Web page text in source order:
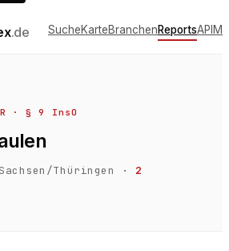
.de SucheKarteBranchenReportsAPI
· § 9 InsO
Thüringen ·
2